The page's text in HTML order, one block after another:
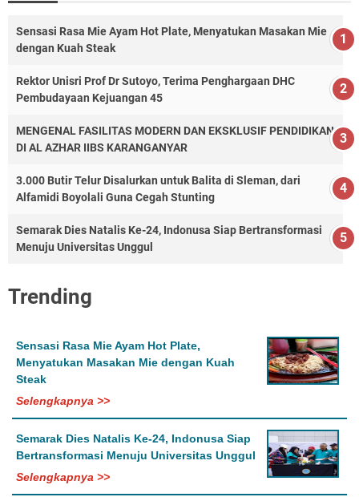
Sensasi Rasa Mie Ayam Hot Plate, Menyatukan Masakan Mie
dengan Kuah Steak
Rektor Unisri Prof Dr Sutoyo, Terima Penghargaan DHC
Pembudayaan Kejuangan 45
MENGENAL FASILITAS MODERN DAN EKSKLUSIF PENDIDIKAN
DI AL AZHAR IIBS KARANGANYAR
3.000 Butir Telur Disalurkan untuk Balita di Sleman, dari
Alfamidi Boyolali Guna Cegah Stunting
Semarak Dies Natalis Ke-24, Indonusa Siap Bertransformasi
Menuju Universitas Unggul
Trending
Sensasi Rasa Mie Ayam Hot Plate,
Menyatukan Masakan Mie dengan Kuah
Steak
Selengkapnya >>
Semarak Dies Natalis Ke-24, Indonusa Siap
Bertransformasi Menuju Universitas Unggul
Selengkapnya >>